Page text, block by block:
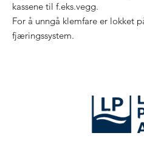
kassene til f.eks.vegg.
For å unngå klemfare er lokket
fjæringssystem.